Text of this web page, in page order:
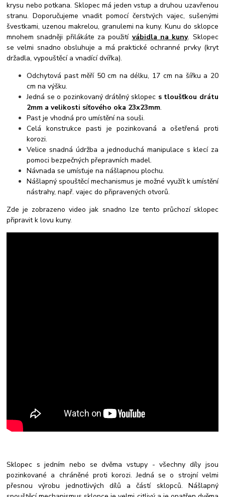
krysu nebo potkana. Sklopec má jeden vstup a druhou uzavřenou
stranu. Doporučujeme vnadit pomocí čerstvých vajec, sušenými
švestkami, uzenou makrelou, granulemi na kuny. Kunu do sklopce
mnohem snadněji přilákáte za použití vábidla na kuny. Sklopec
se velmi snadno obsluhuje a má praktické ochranné prvky (kryt
držadla, vypouštěcí a vnadící dvířka).
Odchytová past měří 50 cm na délku, 17 cm na šířku a 20
cm na výšku.
Jedná se o pozinkovaný drátěný sklopec s tloušťkou drátu
2mm a velikosti síťového oka 23x23mm.
Past je vhodná pro umístění na souši.
Celá konstrukce pasti je pozinkovaná a ošetřená proti
korozi.
Velice snadná údržba a jednoduchá manipulace s klecí za
pomoci bezpečných přepravních madel.
Návnada se umísťuje na nášlapnou plochu.
Nášlapný spouštěcí mechanismus je možné využít k umístění
nástrahy, např. vajec do připravených otvorů.
Zde je zobrazeno video jak snadno lze tento průchozí sklopec
připravit k lovu kuny.
Sklopec s jedním nebo se dvěma vstupy - všechny díly jsou
pozinkované a chráněné proti korozi. Jedná se o strojní velmi
přesnou výrobu jednotlivých dílů a částí sklopců. Nášlapný